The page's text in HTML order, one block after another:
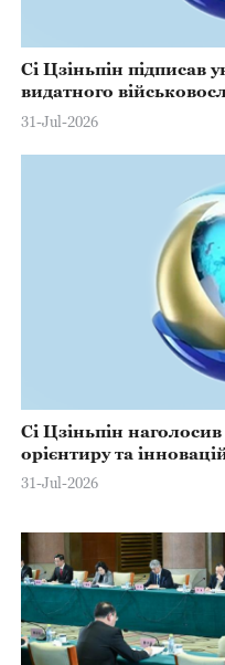
Сі Цзіньпін підписав
видатного
31-Jul-2026
Сі Цзіньпін
орієнтиру та
31-Jul-2026